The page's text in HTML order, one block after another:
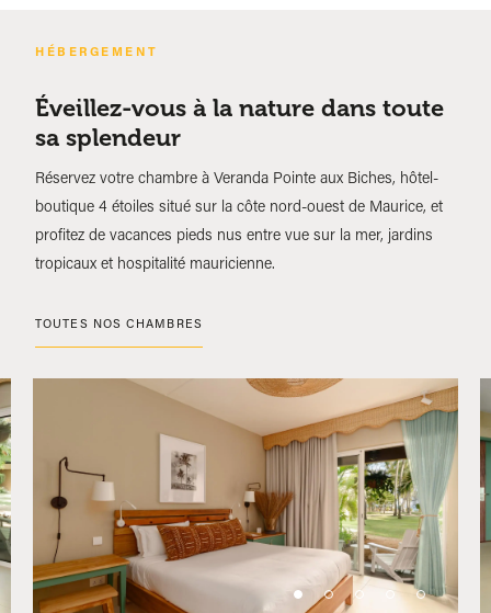
HÉBERGEMENT
Éveillez-vous à la nature dans toute
sa splendeur
Réservez votre chambre à Veranda Pointe aux Biches, hôtel-
boutique 4 étoiles situé sur la côte nord-ouest de Maurice, et
profitez de vacances pieds nus entre vue sur la mer, jardins
tropicaux et hospitalité mauricienne.
TOUTES NOS CHAMBRES